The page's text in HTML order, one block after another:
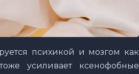
психикой и мозгом как
усиливает ксенофобные